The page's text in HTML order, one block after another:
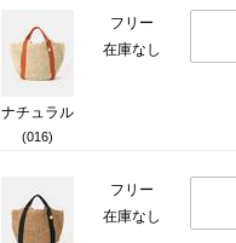
ナチュラル
(016)
フリー
在庫なし
フリー
在庫なし